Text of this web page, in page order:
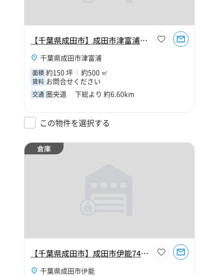
【千葉県成田市】成田市津富浦150坪倉庫
千葉県成田市津富浦
面積 約150 坪 約500 ㎡
賃料 お問合せください
交通 圏央道 下総より 約6.60km
この物件を選択する
倉庫
【千葉県成田市】成田市伊能740坪倉庫
千葉県成田市伊能